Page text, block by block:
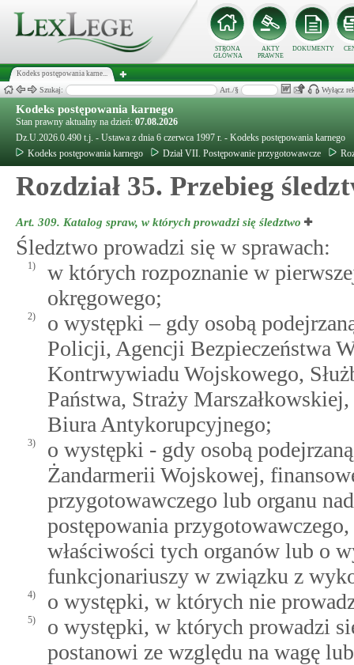
STRONA
GŁÓWNA
AKTY
PRAWNE
DOKUMENTY
Kodeks postępowania karne...
Szukaj: Art./§ Wyłącz
Kodeks postępowania karnego
Stan prawny aktualny na dzień: 07.08.2026
Dz.U.2026.0.490 t.j. - Ustawa z dnia 6 czerwca 1997 r. - Kodeks postępowania karnego
Kodeks postępowania karnego
Dział VII. Postępowanie przygotowawcze
Rozdział 35. Przebieg
Art. 309. Katalog spraw, w których prowadzi się śledztwo
Śledztwo prowadzi się w sprawach:
1)
w których rozpoznanie w
okręgowego;
2)
o występki – gdy osobą
Policji, Agencji Bezpieczeństwa
Kontrwywiadu Wojskowego,
Państwa, Straży
Biura Antykorupcyjnego;
3)
o występki - gdy osobą
Żandarmerii Wojskowej,
przygotowawczego lub organu
postępowania
właściwości tych organów lub o
funkcjonariuszy w związku z
4) o występki, w których nie
5)
o występki, w których prowadzi
postanowi ze względu na wagę